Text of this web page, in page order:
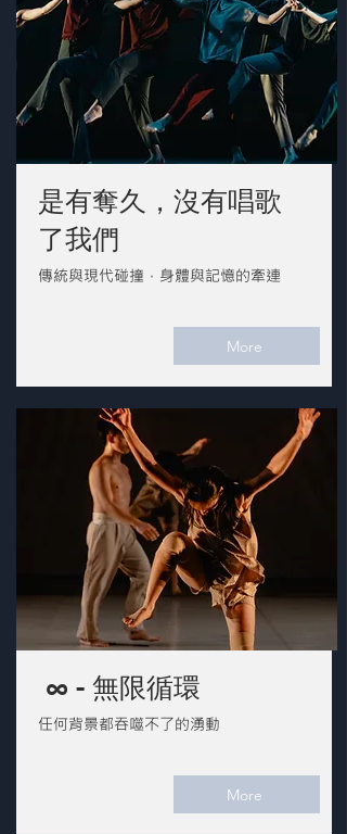
是有奪久，沒有唱歌
了我們
傳統與現代碰撞，身體與記憶的牽連
More
∞ - 無限循環
任何背景都吞噬不了的湧動
More